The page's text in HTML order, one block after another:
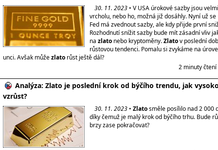
30. 11. 2023 • V USA úrokové sazby jsou
vrcholu, nebo ho, možná již dosáhly. Nyní už
Fed má zvednout sazby, ale kdy přijde první
Rozhodnutí snížit sazby bude mít zásadní vliv
na zlato nebo kryptoměny.Zlatov poslední
růstovou tendenci. Pomalu si zvykáme na
unci. Avšak můžezlato růst ještě dál?
2 minuty
Analýza: Zlato je poslední krok od býčího trendu, jak
vzrůst?
30. 11. 2023 • Zlatosměle posílilo nad 2 000
díky čemuž je malý krok od býčího trhu. Bude
brzy zase pokračovat?